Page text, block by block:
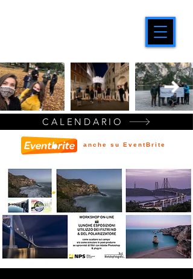
CALENDARIO
anche su EventBrite